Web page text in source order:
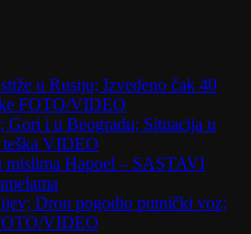
u Rusiju; Izvedeno čak 40
FOTO/VIDEO
Gori i u Beogradu; Situacija u
teška VIDEO
mislima Hapoel – SASTAVI
Dron pogodio putnički voz;
VIDEO